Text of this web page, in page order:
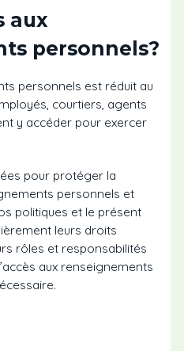
aux
personnels?
personnels est réduit au
courtiers, agents
y accéder pour exercer
pour protéger la
personnels et
politiques et le présent
leurs droits
rôles et responsabilités
aux renseignements